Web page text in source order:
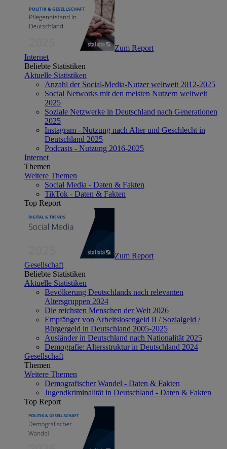
Zum Report
Internet
Beliebte Statistiken
Aktuelle Statistiken
Anzahl der Social-Media-Nutzer weltweit 2012-2025
Social Networks mit den meisten Nutzern weltweit
2025
Soziale Netzwerke in Deutschland nach Generationen
2025
Instagram - Nutzung nach Alter und Geschlecht in
Deutschland 2025
Podcasts - Nutzung 2016-2025
Internet
Themen
Weitere Themen
Social Media - Daten & Fakten
TikTok - Daten & Fakten
Top Report
Zum Report
Gesellschaft
Beliebte Statistiken
Aktuelle Statistiken
Bevölkerung Deutschlands nach relevanten
Altersgruppen 2024
Die reichsten Menschen der Welt 2026
Empfänger von Arbeitslosengeld II / Sozialgeld /
Bürgergeld in Deutschland 2005-2025
Ausländer in Deutschland nach Nationalität 2025
Demografie: Altersstruktur in Deutschland 2024
Gesellschaft
Themen
Weitere Themen
Demografischer Wandel - Daten & Fakten
Jugendkriminalität in Deutschland - Daten & Fakten
Top Report